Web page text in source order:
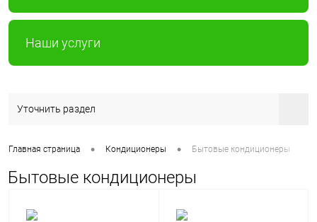
Наши услуги
Уточнить раздел
Главная страница • Кондиционеры • Бытовые кондиционеры
Бытовые кондиционеры